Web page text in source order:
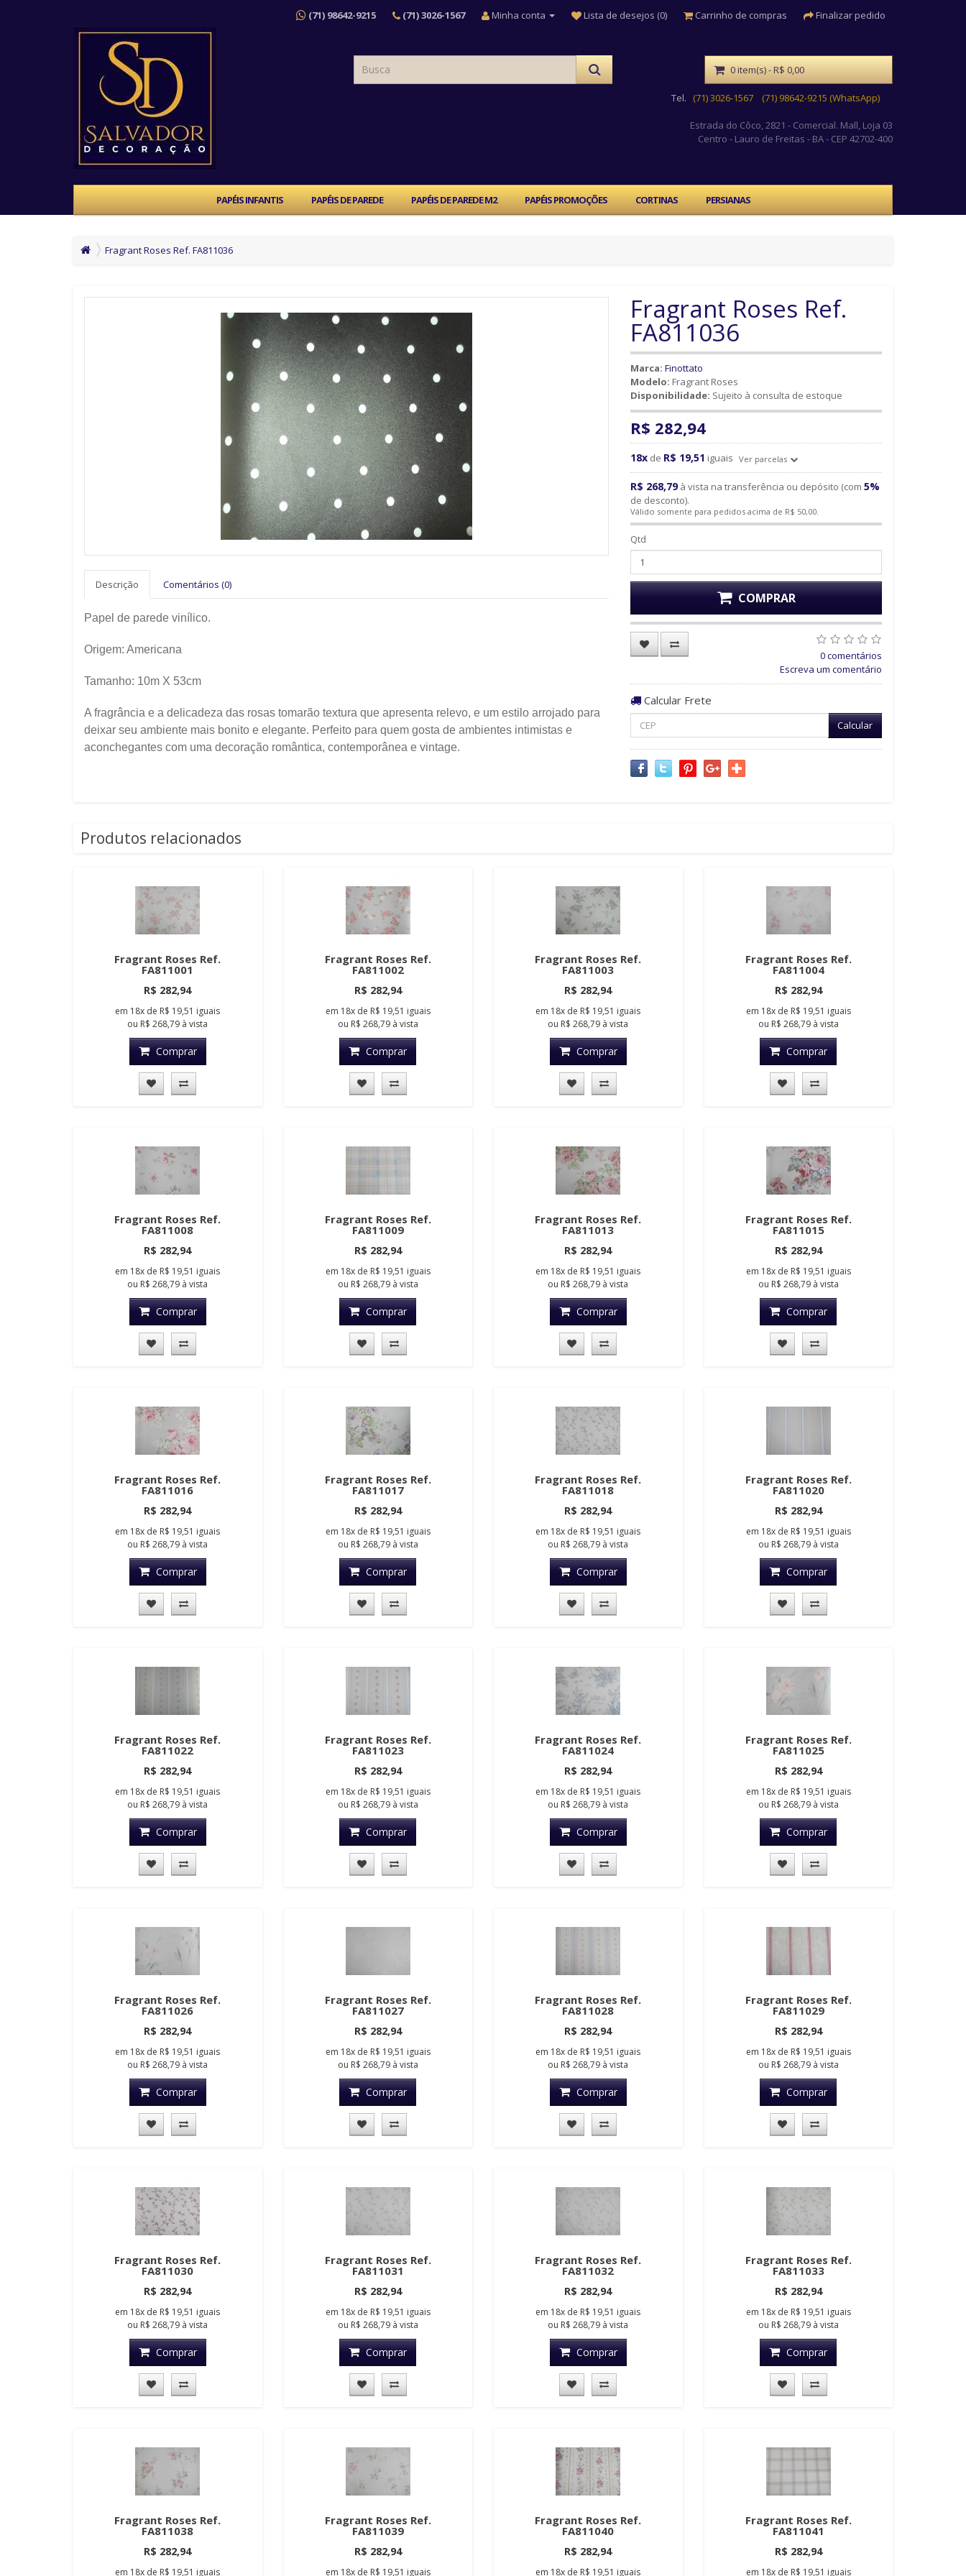
(71) 98642-9215 (71) 3026-1567 Minha conta Lista de desejos (0) Carrinho de compras Finalizar pedido
Tel. (71) 3026-1567 (71) 98642-9215 (WhatsApp)
Estrada do Côco, 2821 - Comercial. Mall, Loja 03
Centro - Lauro de Freitas - BA - CEP 42702-400
0 item(s) - R$ 0,00
PAPÉIS INFANTIS PAPÉIS DE PAREDE PAPÉIS DE PAREDE M2 PAPÉIS PROMOÇÕES CORTINAS PERSIANAS
Fragrant Roses Ref. FA811036
Fragrant Roses Ref.
FA811036
Marca: Finottato
Modelo: Fragrant Roses
Disponibilidade: Sujeito à consulta de estoque
R$ 282,94
18x de R$ 19,51 iguais Ver parcelas
R$ 268,79à vista na transferência ou depósito (com 5%
de desconto).
Válido somente para pedidos acima de R$ 50,00.
Qtd
COMPRAR
0 comentários
Escreva um comentário
Calcular Frete
Calcular
Descrição Comentários (0)
Papel de parede vinílico.
Origem: Americana
Tamanho: 10m X 53cm
A fragrância e a delicadeza das rosas tomarão textura que apresenta relevo, e um estilo arrojado para
deixar seu ambiente mais bonito e elegante. Perfeito para quem gosta de ambientes intimistas e
aconchegantes com uma decoração romântica, contemporânea e vintage.
Produtos relacionados
Fragrant Roses Ref.
FA811001
R$ 282,94
em 18x de R$ 19,51 iguais
ou R$ 268,79 à vista
Comprar
Fragrant Roses Ref.
FA811002
R$ 282,94
em 18xde R$ 19,51 iguais
ou R$ 268,79à vista
Comprar
Fragrant Roses Ref.
FA811003
R$ 282,94
em 18x de R$ 19,51 iguais
ou R$ 268,79 à vista
Comprar
Fragrant Roses Ref.
FA811004
R$ 282,94
em 18xde R$ 19,51 iguais
ou R$ 268,79à vista
Comprar
Fragrant Roses Ref.
FA811008
R$ 282,94
em 18x de R$ 19,51 iguais
ou R$ 268,79 à vista
Comprar
Fragrant Roses Ref.
FA811009
R$ 282,94
em 18xde R$ 19,51 iguais
ou R$ 268,79à vista
Comprar
Fragrant Roses Ref.
FA811013
R$ 282,94
em 18x de R$ 19,51 iguais
ou R$ 268,79 à vista
Comprar
Fragrant Roses Ref.
FA811015
R$ 282,94
em 18xde R$ 19,51 iguais
ou R$ 268,79à vista
Comprar
Fragrant Roses Ref.
FA811016
R$ 282,94
em 18x de R$ 19,51 iguais
ou R$ 268,79 à vista
Comprar
Fragrant Roses Ref.
FA811017
R$ 282,94
em 18xde R$ 19,51 iguais
ou R$ 268,79à vista
Comprar
Fragrant Roses Ref.
FA811018
R$ 282,94
em 18x de R$ 19,51 iguais
ou R$ 268,79 à vista
Comprar
Fragrant Roses Ref.
FA811020
R$ 282,94
em 18xde R$ 19,51 iguais
ou R$ 268,79à vista
Comprar
Fragrant Roses Ref.
FA811022
R$ 282,94
em 18x de R$ 19,51 iguais
ou R$ 268,79 à vista
Comprar
Fragrant Roses Ref.
FA811023
R$ 282,94
em 18xde R$ 19,51 iguais
ou R$ 268,79à vista
Comprar
Fragrant Roses Ref.
FA811024
R$ 282,94
em 18x de R$ 19,51 iguais
ou R$ 268,79 à vista
Comprar
Fragrant Roses Ref.
FA811025
R$ 282,94
em 18xde R$ 19,51 iguais
ou R$ 268,79à vista
Comprar
Fragrant Roses Ref.
FA811026
R$ 282,94
em 18x de R$ 19,51 iguais
ou R$ 268,79 à vista
Comprar
Fragrant Roses Ref.
FA811027
R$ 282,94
em 18xde R$ 19,51 iguais
ou R$ 268,79à vista
Comprar
Fragrant Roses Ref.
FA811028
R$ 282,94
em 18x de R$ 19,51 iguais
ou R$ 268,79 à vista
Comprar
Fragrant Roses Ref.
FA811029
R$ 282,94
em 18xde R$ 19,51 iguais
ou R$ 268,79à vista
Comprar
Fragrant Roses Ref.
FA811030
R$ 282,94
em 18x de R$ 19,51 iguais
ou R$ 268,79 à vista
Comprar
Fragrant Roses Ref.
FA811031
R$ 282,94
em 18xde R$ 19,51 iguais
ou R$ 268,79à vista
Comprar
Fragrant Roses Ref.
FA811032
R$ 282,94
em 18x de R$ 19,51 iguais
ou R$ 268,79 à vista
Comprar
Fragrant Roses Ref.
FA811033
R$ 282,94
em 18xde R$ 19,51 iguais
ou R$ 268,79à vista
Comprar
Fragrant Roses Ref.
FA811038
R$ 282,94
em 18x de R$ 19,51 iguais
Fragrant Roses Ref.
FA811039
R$ 282,94
em 18xde R$ 19,51 iguais
Fragrant Roses Ref.
FA811040
R$ 282,94
em 18x de R$ 19,51 iguais
Fragrant Roses Ref.
FA811041
R$ 282,94
em 18xde R$ 19,51 iguais